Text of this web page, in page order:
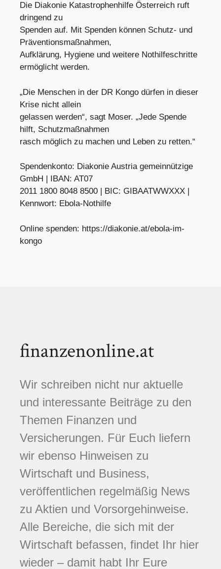
Die Diakonie Katastrophenhilfe Österreich ruft
dringend zu
Spenden auf. Mit Spenden können Schutz- und
Präventionsmaßnahmen,
Aufklärung, Hygiene und weitere Nothilfeschritte
ermöglicht werden.
„Die Menschen in der DR Kongo dürfen in dieser
Krise nicht allein
gelassen werden“, sagt Moser. „Jede Spende
hilft, Schutzmaßnahmen
rasch möglich zu machen und Leben zu retten.“
Spendenkonto: Diakonie Austria gemeinnützige
GmbH | IBAN: AT07
2011 1800 8048 8500 | BIC: GIBAATWWXXX |
Kennwort: Ebola-Nothilfe
Online spenden: https://diakonie.at/ebola-im-
kongo
finanzenonline.at
Wir schreiben nicht nur aktuelle
und interessante Beiträge zu den
Themen Finanzen und
Versicherungen. Für Euch liefern
wir ebenso Hinweisen zu
Wirtschaft und Business,
veröffentlichen regelmäßig News
zu Aktien und Vorsorgehinweise.
Alle Bereiche, die sich mit der
Wirtschaft befassen, findet Ihr hier
wieder – damit habt Ihr Eure